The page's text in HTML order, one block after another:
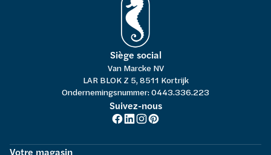
Siège social
Van Marcke NV
LAR BLOK Z 5, 8511 Kortrijk
Ondernemingsnummer: 0443.336.223
Suivez-nous
Votre magasin